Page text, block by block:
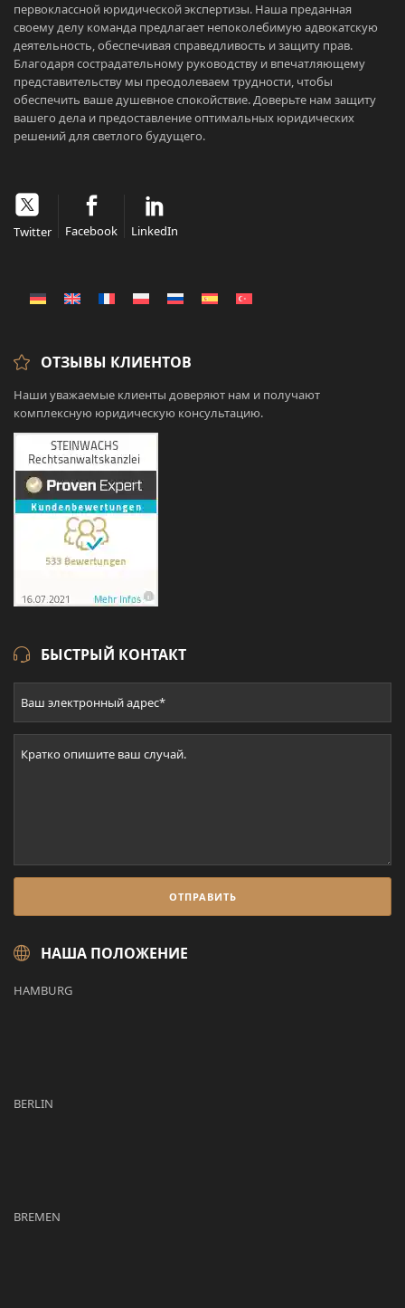
первоклассной юридической экспертизы. Наша преданная
своему делу команда предлагает непоколебимую адвокатскую
деятельность, обеспечивая справедливость и защиту прав.
Благодаря сострадательному руководству и впечатляющему
представительству мы преодолеваем трудности, чтобы
обеспечить ваше душевное спокойствие. Доверьте нам защиту
вашего дела и предоставление оптимальных юридических
решений для светлого будущего.
Twitter Facebook LinkedIn
ОТЗЫВЫ КЛИЕНТОВ
Наши уважаемые клиенты доверяют нам и получают
комплексную юридическую консультацию.
БЫСТРЫЙ КОНТАКТ
НАША ПОЛОЖЕНИЕ
HAMBURG
BERLIN
BREMEN